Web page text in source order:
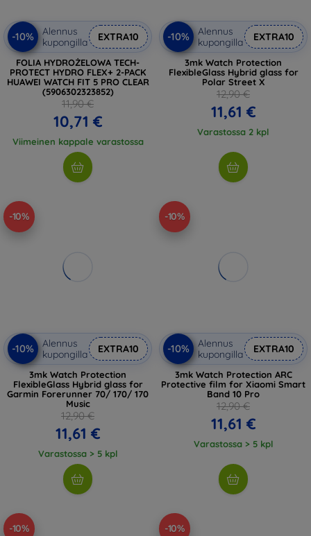
-10%
Alennus
kupongilla
EXTRA10
FOLIA HYDROŻELOWA TECH-
PROTECT HYDRO FLEX+ 2-PACK
HUAWEI WATCH FIT 5 PRO CLEAR
(5906302323852)
11,90 €
10,71 €
Viimeinen kappale varastossa
-10%
Alennus
kupongilla
EXTRA10
3mk Watch Protection
FlexibleGlass Hybrid glass for
Polar Street X
12,90 €
11,61 €
Varastossa 2 kpl
-10%
-10%
Alennus
kupongilla
EXTRA10
3mk Watch Protection
FlexibleGlass Hybrid glass for
Garmin Forerunner 70/ 170/ 170
Music
12,90 €
11,61 €
Varastossa > 5 kpl
-10%
-10%
Alennus
kupongilla
EXTRA10
3mk Watch Protection ARC
Protective film for Xiaomi Smart
Band 10 Pro
12,90 €
11,61 €
Varastossa > 5 kpl
-10% -10%